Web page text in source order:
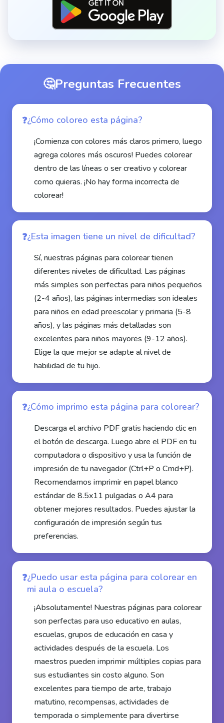
🤔Preguntas Frecuentes
¿Cómo coloreo esta página?
¡Comienza con colores más claros primero, luego
agrega colores más oscuros! Puedes colorear
dentro de las líneas o ser creativo y colorear
como quieras. ¡No hay forma incorrecta de
colorear!
¿Esta imagen tiene un nivel de dificultad?
Sí, nuestras páginas para colorear tienen
diferentes niveles de dificultad. Las páginas
más simples son perfectas para niños pequeños
(2-4 años), las páginas intermedias son ideales
para niños en edad preescolar y primaria (5-8
años), y las páginas más detalladas son
excelentes para niños mayores (9-12 años).
Elige la que mejor se adapte al nivel de
habilidad de tu hijo.
¿Cómo imprimo esta página para colorear?
Descarga el archivo PDF gratis haciendo clic en
el botón de descarga. Luego abre el PDF en tu
computadora o dispositivo y usa la función de
impresión de tu navegador (Ctrl+P o Cmd+P).
Recomendamos imprimir en papel blanco
estándar de 8.5x11 pulgadas o A4 para
obtener mejores resultados. Puedes ajustar la
configuración de impresión según tus
preferencias.
¿Puedo usar esta página para colorear en
mi aula o escuela?
¡Absolutamente! Nuestras páginas para colorear
son perfectas para uso educativo en aulas,
escuelas, grupos de educación en casa y
actividades después de la escuela. Los
maestros pueden imprimir múltiples copias para
sus estudiantes sin costo alguno. Son
excelentes para tiempo de arte, trabajo
matutino, recompensas, actividades de
temporada o simplemente para divertirse